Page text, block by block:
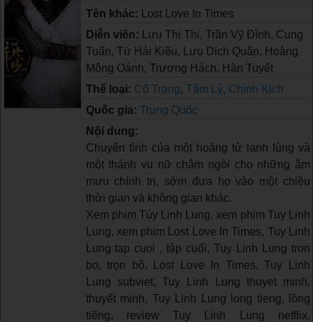
Tên khác:
Lost Love In Times
Diễn viên:
Lưu Thi Thi, Trần Vỹ Đình, Cung
Tuấn, Từ Hải Kiều, Lưu Dịch Quân, Hoàng
Mộng Oánh, Trương Hách, Hàn Tuyết
Thể loại: Cổ Trang, Tâm Lý, Chính Kịch
Quốc gia: Trung Quốc
Nội dung:
Chuyện tình của một hoàng tử lạnh lùng và
một thánh vu nữ châm ngòi cho những âm
mưu chính trị, sớm đưa họ vào một chiều
thời gian và không gian khác.
Xem phim Túy Linh Lung, xem phim Tuy Linh
Lung, xem phim Lost Love In Times, Tuy Linh
Lung tap cuoi , tập cuối, Tuy Linh Lung tron
bo, trọn bộ, Lost Love In Times, Tuy Linh
Lung subviet, Tuy Linh Lung thuyet minh,
thuyết minh, Tuy Linh Lung long tieng, lồng
tiếng, review Tuy Linh Lung netflix,